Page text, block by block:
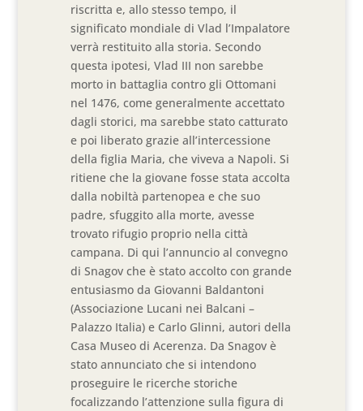
riscritta e, allo stesso tempo, il
significato mondiale di Vlad l’Impalatore
verrà restituito alla storia. Secondo
questa ipotesi, Vlad III non sarebbe
morto in battaglia contro gli Ottomani
nel 1476, come generalmente accettato
dagli storici, ma sarebbe stato catturato
e poi liberato grazie all’intercessione
della figlia Maria, che viveva a Napoli. Si
ritiene che la giovane fosse stata accolta
dalla nobiltà partenopea e che suo
padre, sfuggito alla morte, avesse
trovato rifugio proprio nella città
campana. Di qui l’annuncio al convegno
di Snagov che è stato accolto con grande
entusiasmo da Giovanni Baldantoni
(Associazione Lucani nei Balcani –
Palazzo Italia) e Carlo Glinni, autori della
Casa Museo di Acerenza. Da Snagov è
stato annunciato che si intendono
proseguire le ricerche storiche
focalizzando l’attenzione sulla figura di